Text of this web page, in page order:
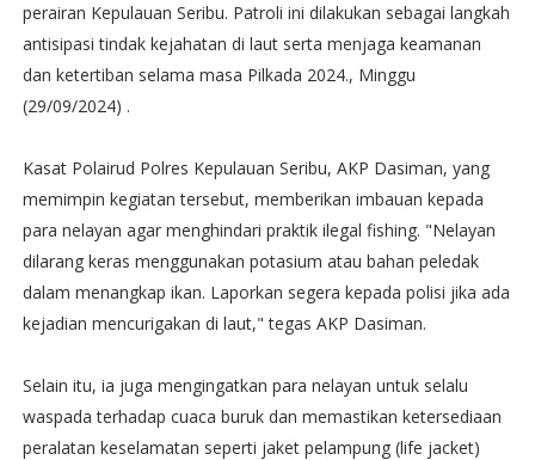
perairan Kepulauan Seribu. Patroli ini dilakukan sebagai langkah
antisipasi tindak kejahatan di laut serta menjaga keamanan
dan ketertiban selama masa Pilkada 2024., Minggu
(29/09/2024) .
Kasat Polairud Polres Kepulauan Seribu, AKP Dasiman, yang
memimpin kegiatan tersebut, memberikan imbauan kepada
para nelayan agar menghindari praktik ilegal fishing. "Nelayan
dilarang keras menggunakan potasium atau bahan peledak
dalam menangkap ikan. Laporkan segera kepada polisi jika ada
kejadian mencurigakan di laut," tegas AKP Dasiman.
Selain itu, ia juga mengingatkan para nelayan untuk selalu
waspada terhadap cuaca buruk dan memastikan ketersediaan
peralatan keselamatan seperti jaket pelampung (life jacket)